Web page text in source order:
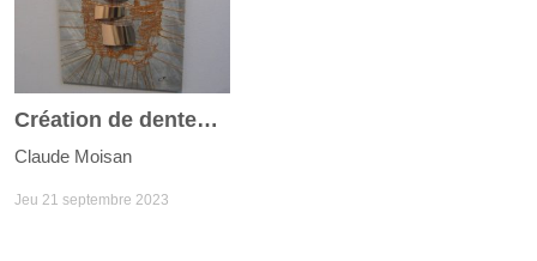
Création de dentelle en fil métallique
Claude Moisan
Jeu 21 septembre 2023